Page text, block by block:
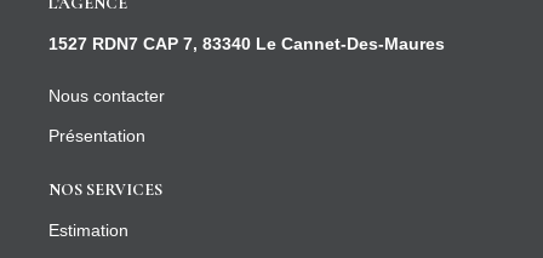
1527 RDN7 CAP 7, 83340 Le Cannet-Des-Maures
Nous contacter
Présentation
NOS SERVICES
Estimation